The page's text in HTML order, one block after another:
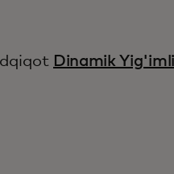
Dinamik